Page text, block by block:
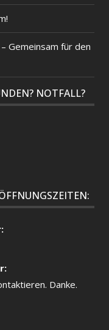
Gemeinsam für den
NOTFALL?
Danke.